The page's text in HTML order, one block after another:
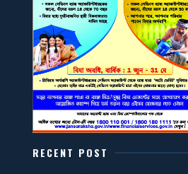
RECENT POST